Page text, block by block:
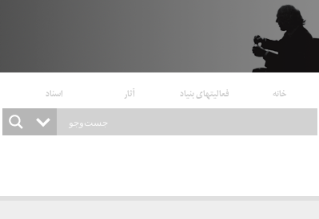
خانه فعالیتهای بنیاد آثار اسناد